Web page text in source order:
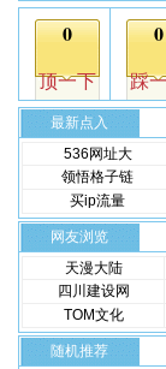
最新点入
536网址大
领悟格子链
买ip流量
网友浏览
天漫大陆
四川建设网
TOM文化
随机推荐